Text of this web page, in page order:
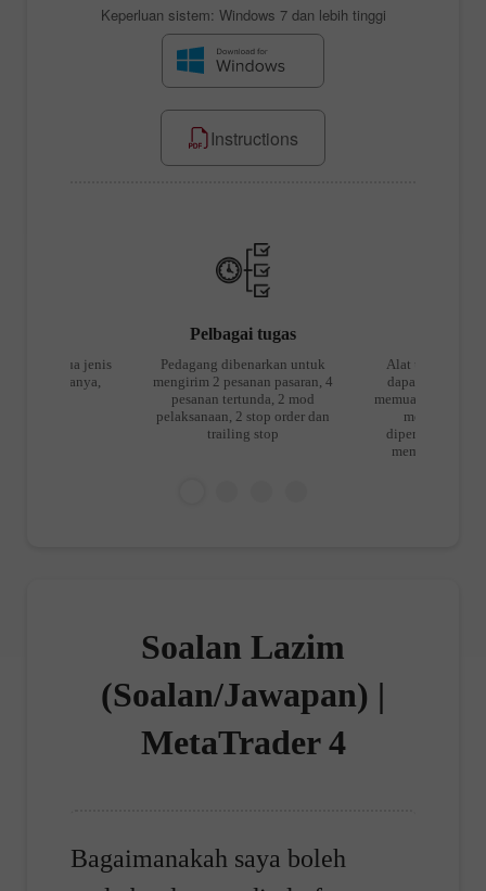
Keperluan sistem: Windows 7 dan lebih tinggi
Instructions
semua jenis
- keduanya,
Pelbagai tugas
Pedagang dibenarkan untuk
mengirim 2 pesanan pasaran, 4
pesanan tertunda, 2 mod
pelaksanaan, 2 stop order dan
trailing stop
Alat untuk
dapat mengedit
memuatkan
menghapus
diperlukan.
memudahkan
Soalan Lazim
(Soalan/Jawapan) |
MetaTrader 4
Bagaimanakah saya boleh